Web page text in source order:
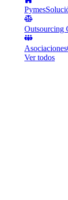
Pymes
Outsourcing
Asociaciones
Ver todos